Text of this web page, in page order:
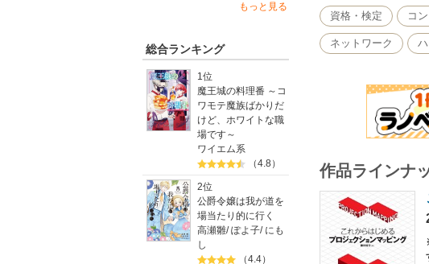
もっと見る
総合ランキング
1位
魔王城の料理番 ～コ
ワモテ魔族ばかりだ
けど、ホワイトな職
場です～
ワイエム系
（4.8）
2位
公爵令嬢は我が道を
場当たり的に行く
高瀬雛/ぽよ子/ にも
し
（4.4）
ロジェクションマッピン
像エフェクト機能だけ
■CONTENTS
ルを使ったプロジェク
資格・検定 コ
ネットワーク
作品ラインナ